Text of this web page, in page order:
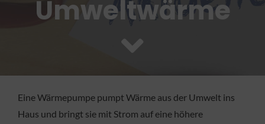
FÖRDERMITTEL
FACHBETRIEB
Umweltwärme
Eine Wärmepumpe pumpt Wärme aus der Umwelt ins
Haus und bringt sie mit Strom auf eine höhere